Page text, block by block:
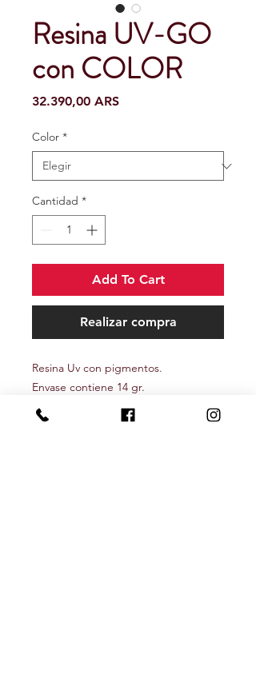
Resina UV-GO
con COLOR
32.390,00 ARSPrecio
Color *
Cantidad *
Add To Cart
Realizar compra
Resina Uv con pigmentos.
Envase contiene 14 gr.